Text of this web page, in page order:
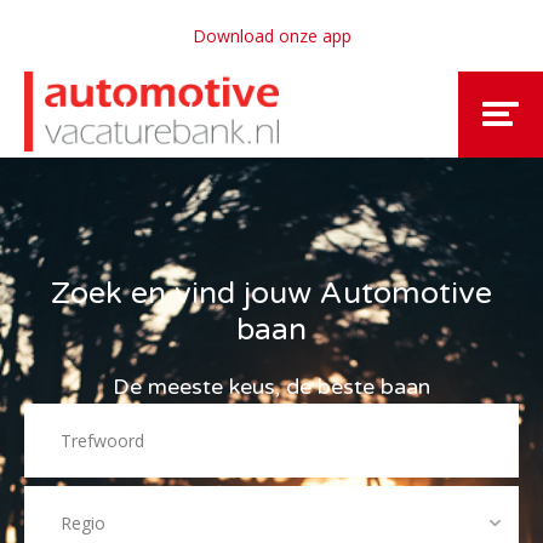
Download onze app
Zoek en vind jouw Automotive
baan
De meeste keus, de beste baan